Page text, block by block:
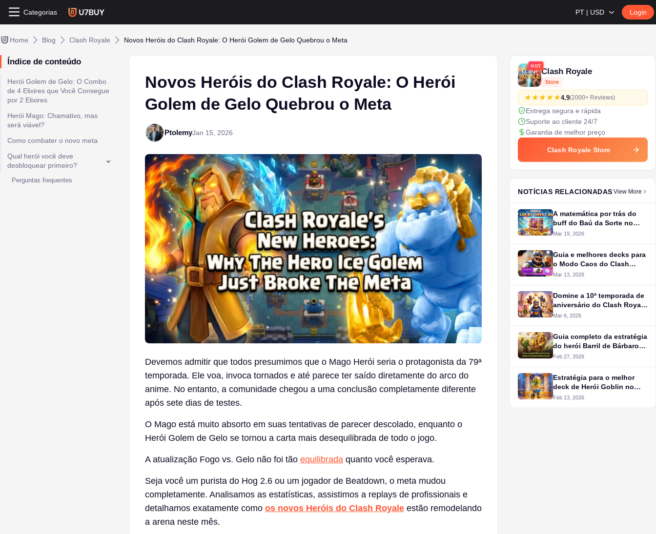
Categorias PT | USD Login
Home Blog Clash Royale Novos Heróis do Clash Royale: O Herói Golem de Gelo Quebrou o Meta
Índice de conteúdo
Herói Golem de Gelo: O Combo
de 4 Elixires que Você Consegue
por 2 Elixires
Herói Mago: Chamativo, mas
será viável?
Como combater o novo meta
Qual herói você deve
desbloquear primeiro?
Perguntas frequentes
Novos Heróis do Clash Royale: O Herói
Golem de Gelo Quebrou o Meta
PtolemyJan 15, 2026
Devemos admitir que todos presumimos que o Mago Herói seria o protagonista da 79ª
temporada. Ele voa, invoca tornados e até parece ter saído diretamente do arco do
anime. No entanto, a comunidade chegou a uma conclusão completamente diferente
após sete dias de testes.
O Mago está muito absorto em suas tentativas de parecer descolado, enquanto o
Herói Golem de Gelo se tornou a carta mais desequilibrada de todo o jogo.
A atualização Fogo vs. Gelo não foi tão equilibrada quanto você esperava.
Seja você um purista do Hog 2.6 ou um jogador de Beatdown, o meta mudou
completamente. Analisamos as estatísticas, assistimos a replays de profissionais e
detalhamos exatamente como os novos Heróis do Clash Royale estão remodelando
a arena neste mês.
HOT
Clash Royale
Store
4.9(2000+ Reviews)
Entrega segura e rápida
Suporte ao cliente 24/7
Garantia de melhor preço
Clash Royale Store
NOTÍCIAS RELACIONADAS View More
A matemática por trás do
buff do Baú da Sorte no
Clash Royale
Mar 19, 2026
Guia e melhores decks para
o Modo Caos do Clash
Royale
Mar 13, 2026
Domine a 10ª temporada de
aniversário do Clash Royale
com este guia
Mar 6, 2026
Guia completo da estratégia
do herói Barril de Bárbaros
no Clash Royale
Feb 27, 2026
Estratégia para o melhor
deck de Herói Goblin no
Clash Royale
Feb 13, 2026